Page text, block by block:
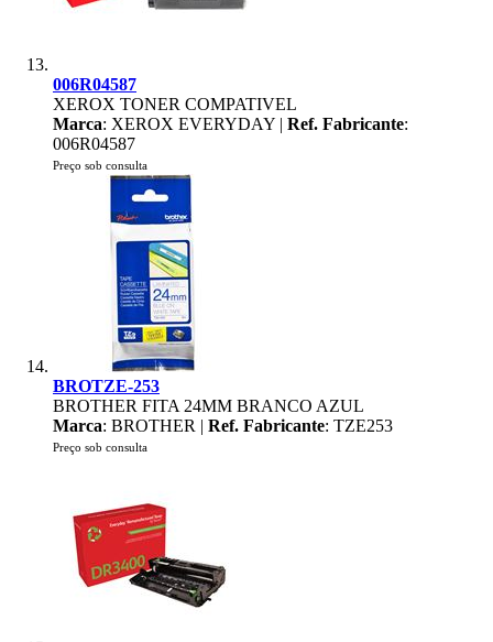
006R04587
XEROX TONER COMPATIVEL
Marca: XEROX EVERYDAY | Ref. Fabricante:
006R04587
Preço sob consulta
BROTZE-253
BROTHER FITA 24MM BRANCO AZUL
Marca: BROTHER | Ref. Fabricante: TZE253
Preço sob consulta